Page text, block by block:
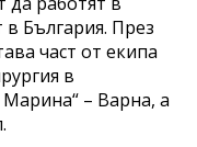
България. През
част от екипа
в
– Варна, а